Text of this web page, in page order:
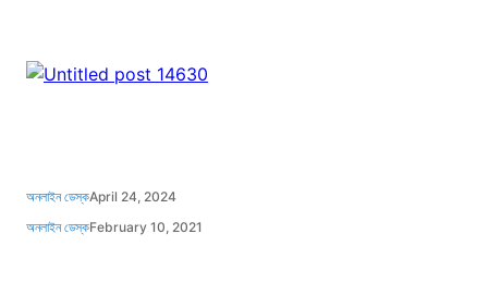
অনলাইন ডেস্কApril 24, 2024
অনলাইন ডেস্কFebruary 10, 2021